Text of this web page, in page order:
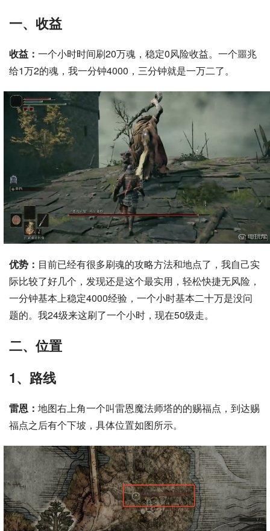
一、收益
收益： 一个小时时间刷20万魂，稳定0风险收益。一个噩兆
给1万2的魂，我一分钟4000，三分钟就是一万二了。
优势： 目前已经有很多刷魂的攻略方法和地点了，我自己实
际比较了好几个，发现还是这个最实用，轻松快捷无风险，
一分钟基本上稳定4000经验，一个小时基本二十万是没问
题的。我24级来这刷了一个小时，现在50级走。
二、位置
1、路线
雷恩： 地图右上角一个叫雷恩魔法师塔的的赐福点，到达赐
福点之后有个下坡，具体位置如图所示。